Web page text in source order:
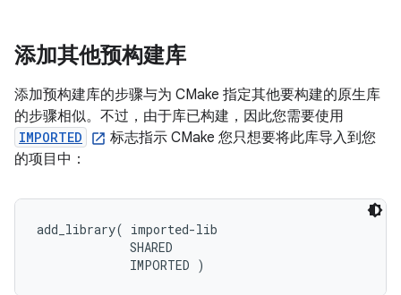
添加其他预构建库
添加预构建库的步骤与为 CMake 指定其他要构建的原生库
的步骤相似。不过，由于库已构建，因此您需要使用
IMPORTED
标志指示 CMake 您只想要将此库导入到您
的项目中：
add_library( imported-lib
             SHARED